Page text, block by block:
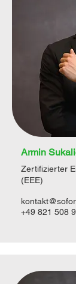
Armin
Zertifizierter
(EEE)
+49 821 508